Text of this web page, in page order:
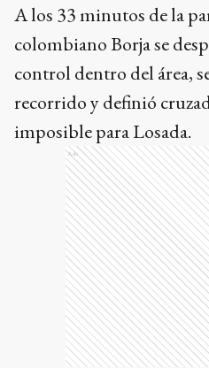
A los 33 minutos de la
colombiano Borja se
control dentro del área,
recorrido y definió
imposible para Losada.
Ads